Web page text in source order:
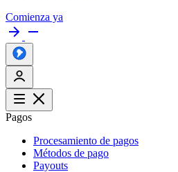
Comienza ya
Pagos
Procesamiento de pagos
Métodos de pago
Payouts